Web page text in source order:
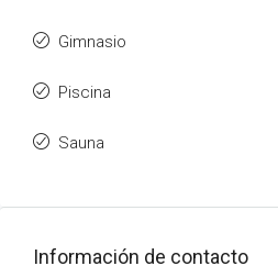
Gimnasio
Piscina
Sauna
Información de contacto